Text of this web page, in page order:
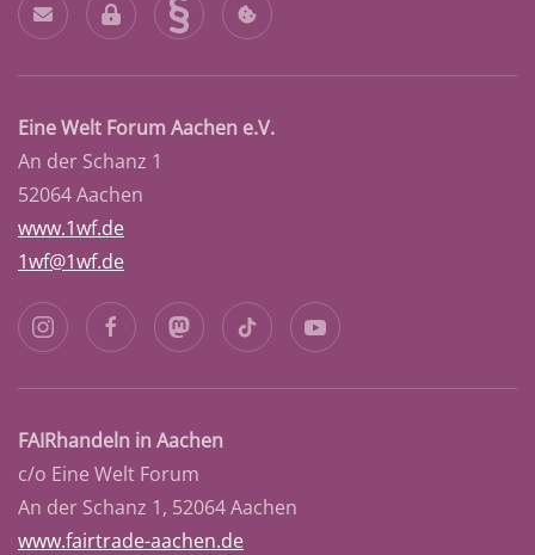
Eine Welt Forum Aachen e.V.
An der Schanz 1
52064 Aachen
www.1wf.de
1wf@1wf.de
FAIRhandeln in Aachen
c/o Eine Welt Forum
An der Schanz 1, 52064 Aachen
www.fairtrade-aachen.de